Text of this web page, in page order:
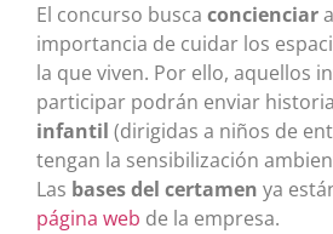
El concurso busca concienciar
importancia de cuidar los
la que viven. Por ello, aquellos
participar podrán enviar
infantil (dirigidas a niños de
tengan la sensibilización
Las bases del certamen ya
página web de la empresa.